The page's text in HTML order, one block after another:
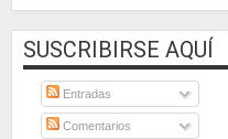
SUSCRIBIRSE AQUÍ
Entradas
Comentarios